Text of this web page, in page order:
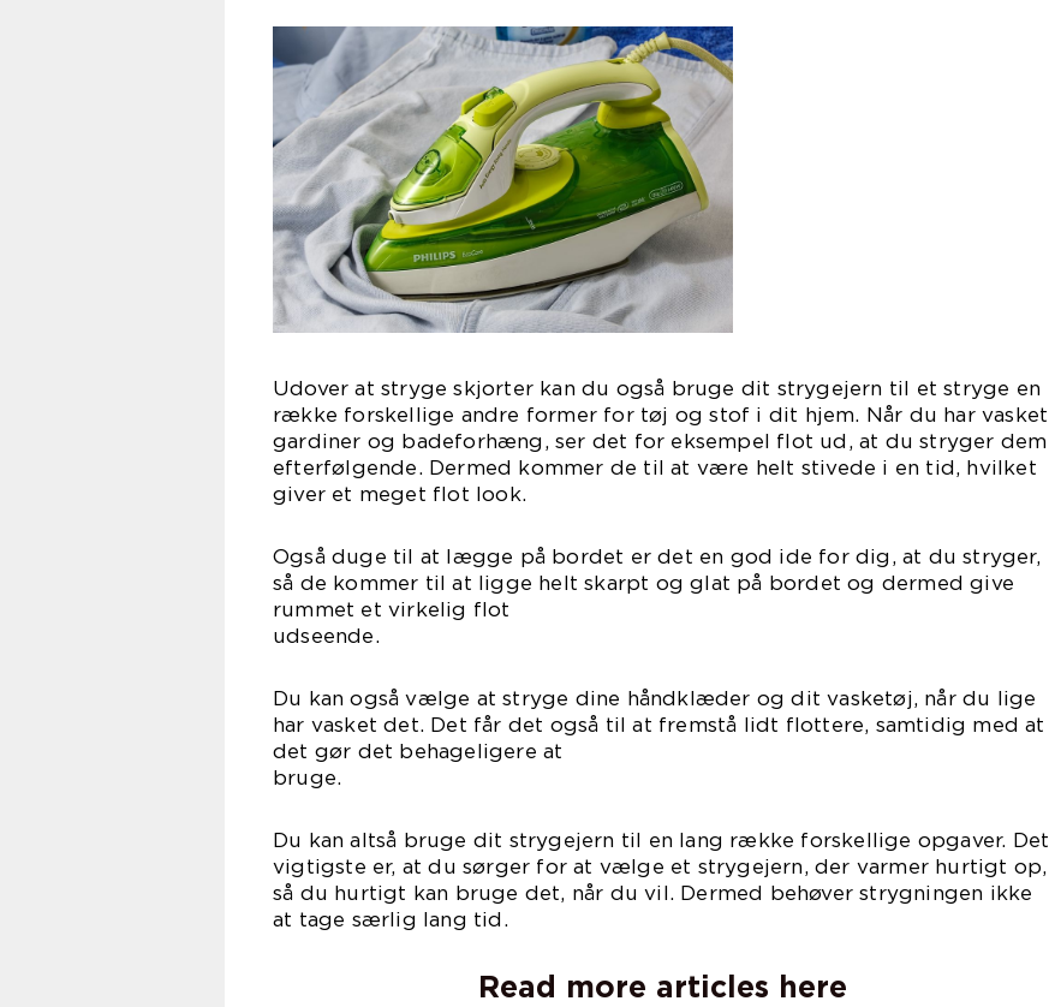
Udover at stryge skjorter kan du også bruge dit strygejern til et stryge en
række forskellige andre former for tøj og stof i dit hjem. Når du har vasket
gardiner og badeforhæng, ser det for eksempel flot ud, at du stryger dem
efterfølgende. Dermed kommer de til at være helt stivede i en tid, hvilket
giver et meget flot look.
Også duge til at lægge på bordet er det en god ide for dig, at du stryger,
så de kommer til at ligge helt skarpt og glat på bordet og dermed give
rummet et virkelig flot
udseende.
Du kan også vælge at stryge dine håndklæder og dit vasketøj, når du lige
har vasket det. Det får det også til at fremstå lidt flottere, samtidig med at
det gør det behageligere at
bruge.
Du kan altså bruge dit strygejern til en lang række forskellige opgaver. Det
vigtigste er, at du sørger for at vælge et strygejern, der varmer hurtigt op,
så du hurtigt kan bruge det, når du vil. Dermed behøver strygningen ikke
at tage særlig lang tid.
Read more articles here